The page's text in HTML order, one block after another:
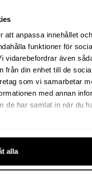
att anpassa innehållet och
funktioner för
vidarebefordrar även
från din enhet till de
som vi samarbetar
med annan
de har samlat in när du
alla
moms
moms)
5 TON 38